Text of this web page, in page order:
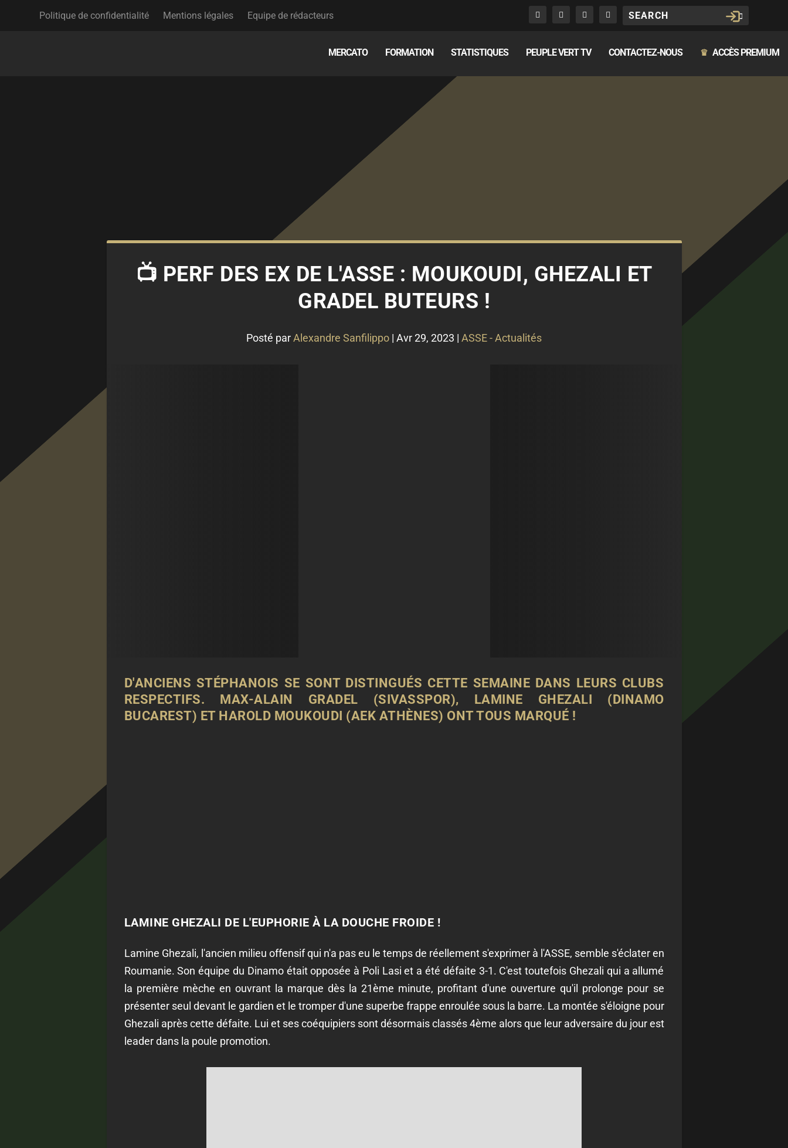
Politique de confidentialité Mentions légales Equipe de rédacteurs
MERCATO FORMATION STATISTIQUES PEUPLE VERT TV CONTACTEZ-NOUS ♛ ACCÈS PREMIUM
📺 PERF DES EX DE L'ASSE : MOUKOUDI, GHEZALI ET
GRADEL BUTEURS !
Posté parAlexandre Sanfilippo | Avr 29, 2023 | ASSE - Actualités
D'ANCIENS STÉPHANOIS SE SONT DISTINGUÉS CETTE SEMAINE DANS LEURS CLUBS
RESPECTIFS. MAX-ALAIN GRADEL (SIVASSPOR), LAMINE GHEZALI (DINAMO
BUCAREST) ET HAROLD MOUKOUDI (AEK ATHÈNES) ONT TOUS MARQUÉ !
LAMINE GHEZALI DE L'EUPHORIE À LA DOUCHE FROIDE !
Lamine Ghezali, l'ancien milieu offensif qui n'a pas eu le temps de réellement s'exprimer à l'ASSE, semble s'éclater en
Roumanie. Son équipe du Dinamo était opposée à Poli Lasi et a été défaite 3-1. C'est toutefois Ghezali qui a allumé
la première mèche en ouvrant la marque dès la 21ème minute, profitant d'une ouverture qu'il prolonge pour se
présenter seul devant le gardien et le tromper d'une superbe frappe enroulée sous la barre. La montée s'éloigne pour
Ghezali après cette défaite. Lui et ses coéquipiers sont désormais classés 4ème alors que leur adversaire du jour est
leader dans la poule promotion.